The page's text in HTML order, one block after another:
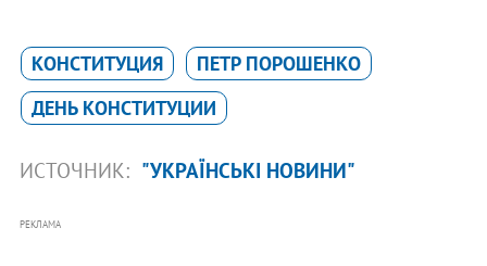
КОНСТИТУЦИЯ
ПЕТР ПОРОШЕНКО
ДЕНЬ КОНСТИТУЦИИ
ИСТОЧНИК: "УКРАЇНСЬКІ НОВИНИ"
РЕКЛАМА